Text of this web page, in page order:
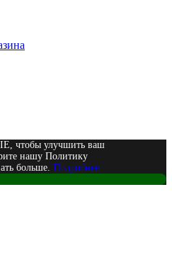
чтобы улучшить ваш
нашу Политику
больше. Подробнее